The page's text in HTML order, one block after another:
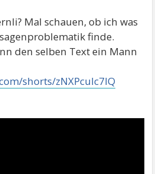
Mal schauen, ob ich was
finde.
den selben Text ein Mann
shorts/zNXPcuIc7IQ